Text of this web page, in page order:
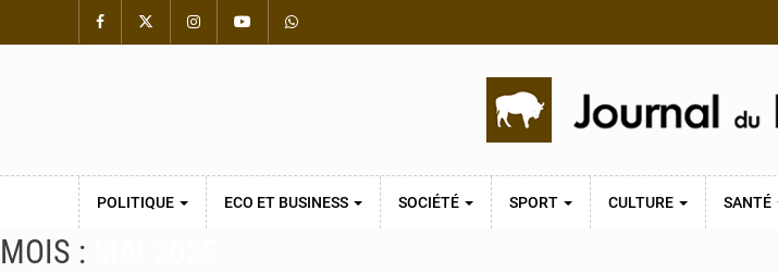
POLITIQUE ECO ET BUSINESS SOCIÉTÉ SPORT CULTURE SANTÉ
MOIS :